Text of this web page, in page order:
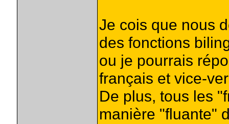
Je cois que nous
des fonctions
ou je pourrais
français et vice-
De plus, tous les
manière "fluante"